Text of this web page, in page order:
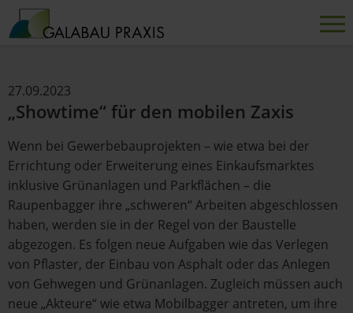
27.09.2023
„Showtime“ für den mobilen Zaxis
Wenn bei Gewerbebauprojekten – wie etwa bei der
Errichtung oder Erweiterung eines Einkaufsmarktes
inklusive Grünanlagen und Parkflächen – die
Raupenbagger ihre „schweren“ Arbeiten abgeschlossen
haben, werden sie in der Regel von der Baustelle
abgezogen. Es folgen neue Aufgaben wie das Verlegen
von Pflaster, der Einbau von Asphalt oder das Anlegen
von Gehwegen und Grünanlagen. Zugleich müssen auch
neue „Akteure“ wie etwa Mobilbagger antreten, um ihre